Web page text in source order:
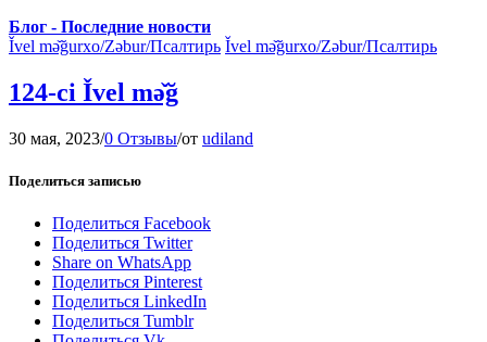
Блог - Последние новости
Ǐvel mə̌ğurxo/Zəbur/Псалтирь Ǐvel mə̌ğurxo/Zəbur/Псалтирь
124-ci Ǐvel mə̌ğ
30 мая, 2023/0 Отзывы/от udiland
Поделиться записью
Поделиться Facebook
Поделиться Twitter
Share on WhatsApp
Поделиться Pinterest
Поделиться LinkedIn
Поделиться Tumblr